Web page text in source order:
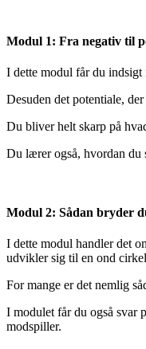
Modul 1: Fra negativ til
I dette modul får du indsigt
Desuden det potentiale,
Du bliver helt skarp på
Du lærer også, hvordan du
Modul 2: Sådan bryder
I dette modul handler det
udvikler sig til en ond
For mange er det nemlig
I modulet får du også svar
modspiller.